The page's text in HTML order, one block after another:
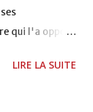
qui l'a opposé
les
LIRE LA SUITE